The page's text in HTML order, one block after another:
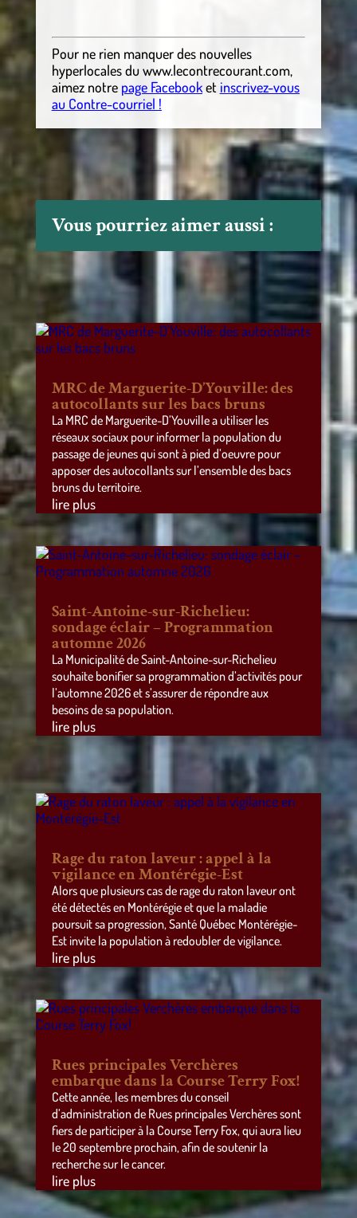
Pour ne rien manquer des nouvelles
hyperlocalesdu www.lecontrecourant.com,
aimez notre page Facebooket inscrivez-vous
au Contre-courriel !
Vous pourriez aimer aussi :
MRC de Marguerite-D’Youville: des
autocollants sur les bacs bruns
La MRC de Marguerite-D’Youville a utiliser les
réseaux sociaux pour informer la population du
passage de jeunes qui sont à pied d’oeuvre pour
apposer des autocollants sur l’ensemble des bacs
bruns du territoire.
lire plus
Saint-Antoine-sur-Richelieu:
sondage éclair – Programmation
automne 2026
La Municipalité de Saint-Antoine-sur-Richelieu
souhaite bonifier sa programmation d’activités pour
l’automne 2026 et s’assurer de répondre aux
besoins de sa population.
lire plus
Rage du raton laveur : appel à la
vigilance en Montérégie-Est
Alors que plusieurs cas de rage du raton laveur ont
été détectés en Montérégie et que la maladie
poursuit sa progression, Santé Québec Montérégie-
Est invite la population à redoubler de vigilance.
lire plus
Rues principales Verchères
embarque dans la Course Terry Fox!
Cette année, les membres du conseil
d’administration de Rues principales Verchères sont
fiers de participer à la Course Terry Fox, qui aura lieu
le 20 septembre prochain, afin de soutenir la
recherche sur le cancer.
lire plus